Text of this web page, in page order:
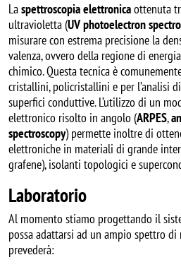
Laspettroscopia elettronicaottenuta
ultravioletta (UV photoelectron
misurare con estrema precisione la
valenza, ovvero della regione di
chimico. Questa tecnica è
cristallini, policristallini e per l’analisi
superfici conduttive. L’utilizzo di un
elettronico risolto in angolo (ARPES,
spectroscopy) permette inoltre di
elettroniche in materiali di grande
grafene), isolanti topologici e
Laboratorio
Al momento stiamo progettando il
possa adattarsi ad un ampio spettro
prevederà: